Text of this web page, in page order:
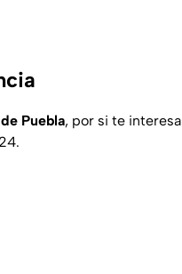
Puebla, por si te interesa